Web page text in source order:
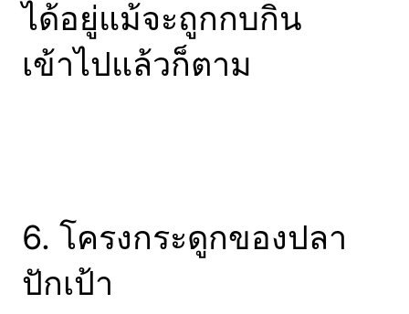
ได้อยู่แม้จะถูกกบกิน
เข้าไปแล้วก็ตาม
6. โครงกระดูกของปลา
ปักเป้า